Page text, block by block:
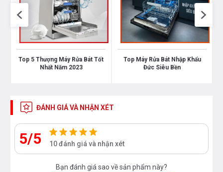
Bạn quan tâm tới những sản phẩm Máy Rửa Bát
cũng như các sản phẩm hiết bị nhà bếp và thiết bị
phòng tắm vui lòng liên hệ với chúng tôi theo
toàn để được tư vấn tốt nhất từ các nhân viên bán
Top 5 Thượng Máy Rửa Bát Tốt
Nhất Năm 2023
Top Máy Rửa Bát Nhập Khẩu
Đức Siêu Bền
ĐÁNH GIÁ VÀ NHẬN XÉT
5/5 10 đánh giá và nhận xét
Bạn đánh giá sao về sản phẩm này?